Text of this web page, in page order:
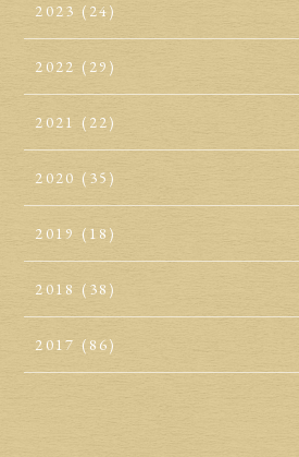
2023 (24)
2022 (29)
2021 (22)
2020 (35)
2019 (18)
2018 (38)
2017 (86)